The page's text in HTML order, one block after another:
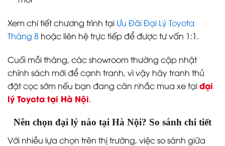
Xem chi tiết chương trình tại Ưu Đãi Đại Lý Toyota
Tháng 8 hoặc liên hệ trực tiếp để được tư vấn 1:1.
Cuối mỗi tháng, các showroom thường cập nhật
chính sách mới để cạnh tranh, vì vậy hãy tranh thủ
đặt cọc sớm nếu bạn đang cân nhắc mua xe tạiđại
lý Toyota tại Hà Nội.
Nên chọn đại lý nào tại Hà Nội? So sánh chi tiết
Với nhiều lựa chọn trên thị trường, việc so sánh giữa